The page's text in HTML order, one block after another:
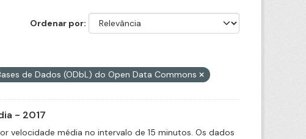
Ordenar por
de Dados (ODbL) do Open Data Commons
- 2017
velocidade média no intervalo de 15 minutos. Os dados